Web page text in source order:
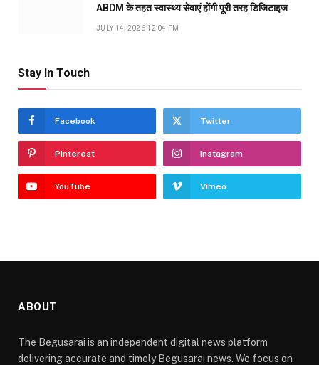
ABDM के तहत स्वास्थ्य सेवाएं होंगी पूरी तरह डिजिटाइज
JULY 14, 2026 12:04 PM
Stay In Touch
Facebook Twitter
Pinterest Instagram
YouTube Vimeo
ABOUT
The Begusarai is an independent digital news platform
delivering accurate and timely Begusarai news. We focus on